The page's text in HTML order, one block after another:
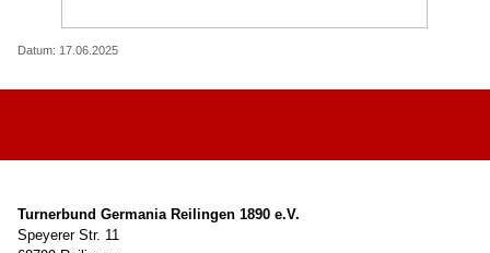
Datum: 17.06.2025
Turnerbund Germania Reilingen 1890 e.V.
Speyerer Str. 11